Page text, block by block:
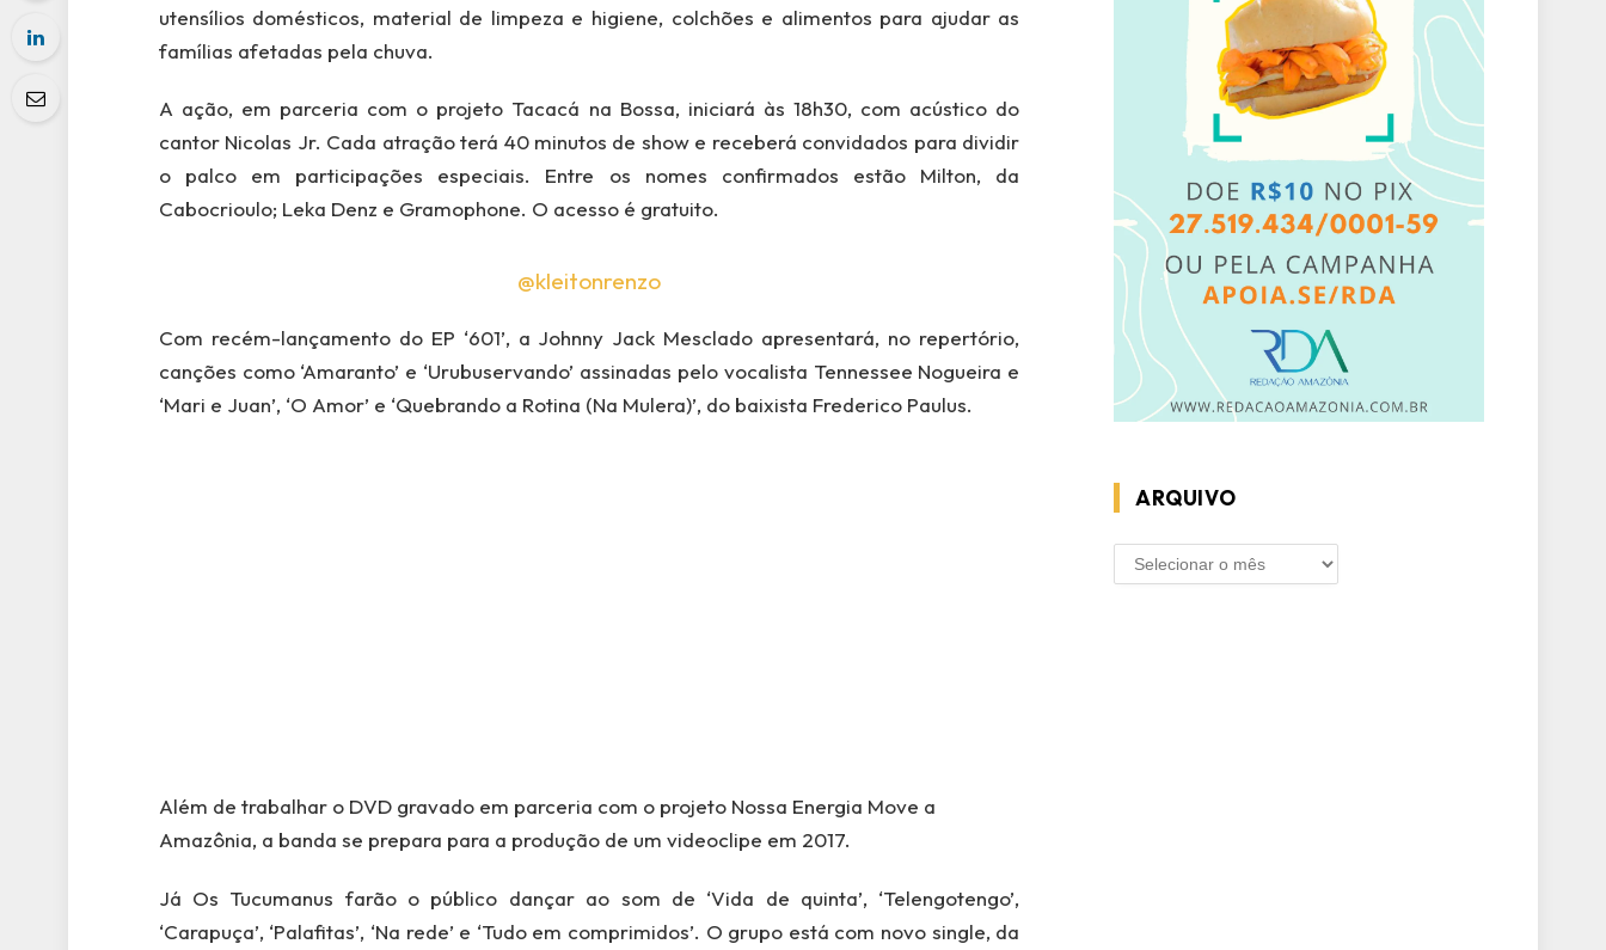
utensílios domésticos, material de limpeza e higiene, colchões e alimentos para ajudar as
famílias afetadas pela chuva.
A ação, em parceria com o projeto Tacacá na Bossa, iniciará às 18h30, com acústico do
cantor Nicolas Jr. Cada atração terá 40 minutos de show e receberá convidados para dividir
o palco em participações especiais. Entre os nomes confirmados estão Milton, da
Cabocrioulo; Leka Denz e Gramophone. O acesso é gratuito.
@kleitonrenzo
Com recém-lançamento do EP ‘601’, a Johnny Jack Mesclado apresentará, no repertório,
canções como ‘Amaranto’ e ‘Urubuservando’ assinadas pelo vocalista Tennessee Nogueira e
‘Mari e Juan’, ‘O Amor’ e ‘Quebrando a Rotina (Na Mulera)’, do baixista Frederico Paulus.
Além de trabalhar o DVD gravado em parceria com o projeto Nossa Energia Move a
Amazônia, a banda se prepara para a produção de um videoclipe em 2017.
Já Os Tucumanus farão o público dançar ao som de ‘Vida de quinta’, ‘Telengotengo’,
‘Carapuça’, ‘Palafitas’, ‘Na rede’ e ‘Tudo em comprimidos’. O grupo está com novo single, da
ARQUIVO
ARQUIVO